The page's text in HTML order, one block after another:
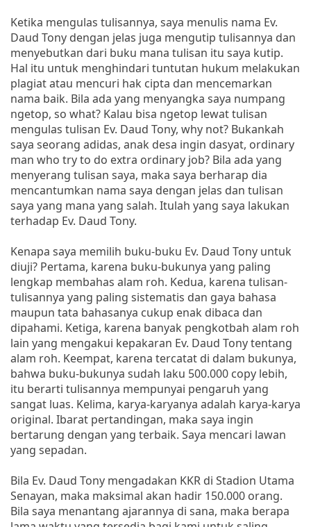
Ketika mengulas tulisannya, saya menulis nama Ev.
Daud Tony dengan jelas juga mengutip tulisannya dan
menyebutkan dari buku mana tulisan itu saya kutip.
Hal itu untuk menghindari tuntutan hukum melakukan
plagiat atau mencuri hak cipta dan mencemarkan
nama baik. Bila ada yang menyangka saya numpang
ngetop, so what? Kalau bisa ngetop lewat tulisan
mengulas tulisan Ev. Daud Tony, why not? Bukankah
saya seorang adidas, anak desa ingin dasyat, ordinary
man who try to do extra ordinary job? Bila ada yang
menyerang tulisan saya, maka saya berharap dia
mencantumkan nama saya dengan jelas dan tulisan
saya yang mana yang salah. Itulah yang saya lakukan
terhadap Ev. Daud Tony.
Kenapa saya memilih buku-buku Ev. Daud Tony untuk
diuji? Pertama, karena buku-bukunya yang paling
lengkap membahas alam roh. Kedua, karena tulisan-
tulisannya yang paling sistematis dan gaya bahasa
maupun tata bahasanya cukup enak dibaca dan
dipahami. Ketiga, karena banyak pengkotbah alam roh
lain yang mengakui kepakaran Ev. Daud Tony tentang
alam roh. Keempat, karena tercatat di dalam bukunya,
bahwa buku-bukunya sudah laku 500.000 copy lebih,
itu berarti tulisannya mempunyai pengaruh yang
sangat luas. Kelima, karya-karyanya adalah karya-karya
original. Ibarat pertandingan, maka saya ingin
bertarung dengan yang terbaik. Saya mencari lawan
yang sepadan.
Bila Ev. Daud Tony mengadakan KKR di Stadion Utama
Senayan, maka maksimal akan hadir 150.000 orang.
Bila saya menantang ajarannya di sana, maka berapa